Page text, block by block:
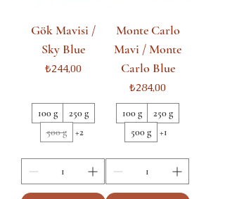
Gök Mavisi /
Sky Blue
Fiyat
₺244,00
100 g
250 g
500 g
+2
Monte Carlo
Mavi / Monte
Carlo Blue
Fiyat
₺284,00
100 g
250 g
500 g
+1